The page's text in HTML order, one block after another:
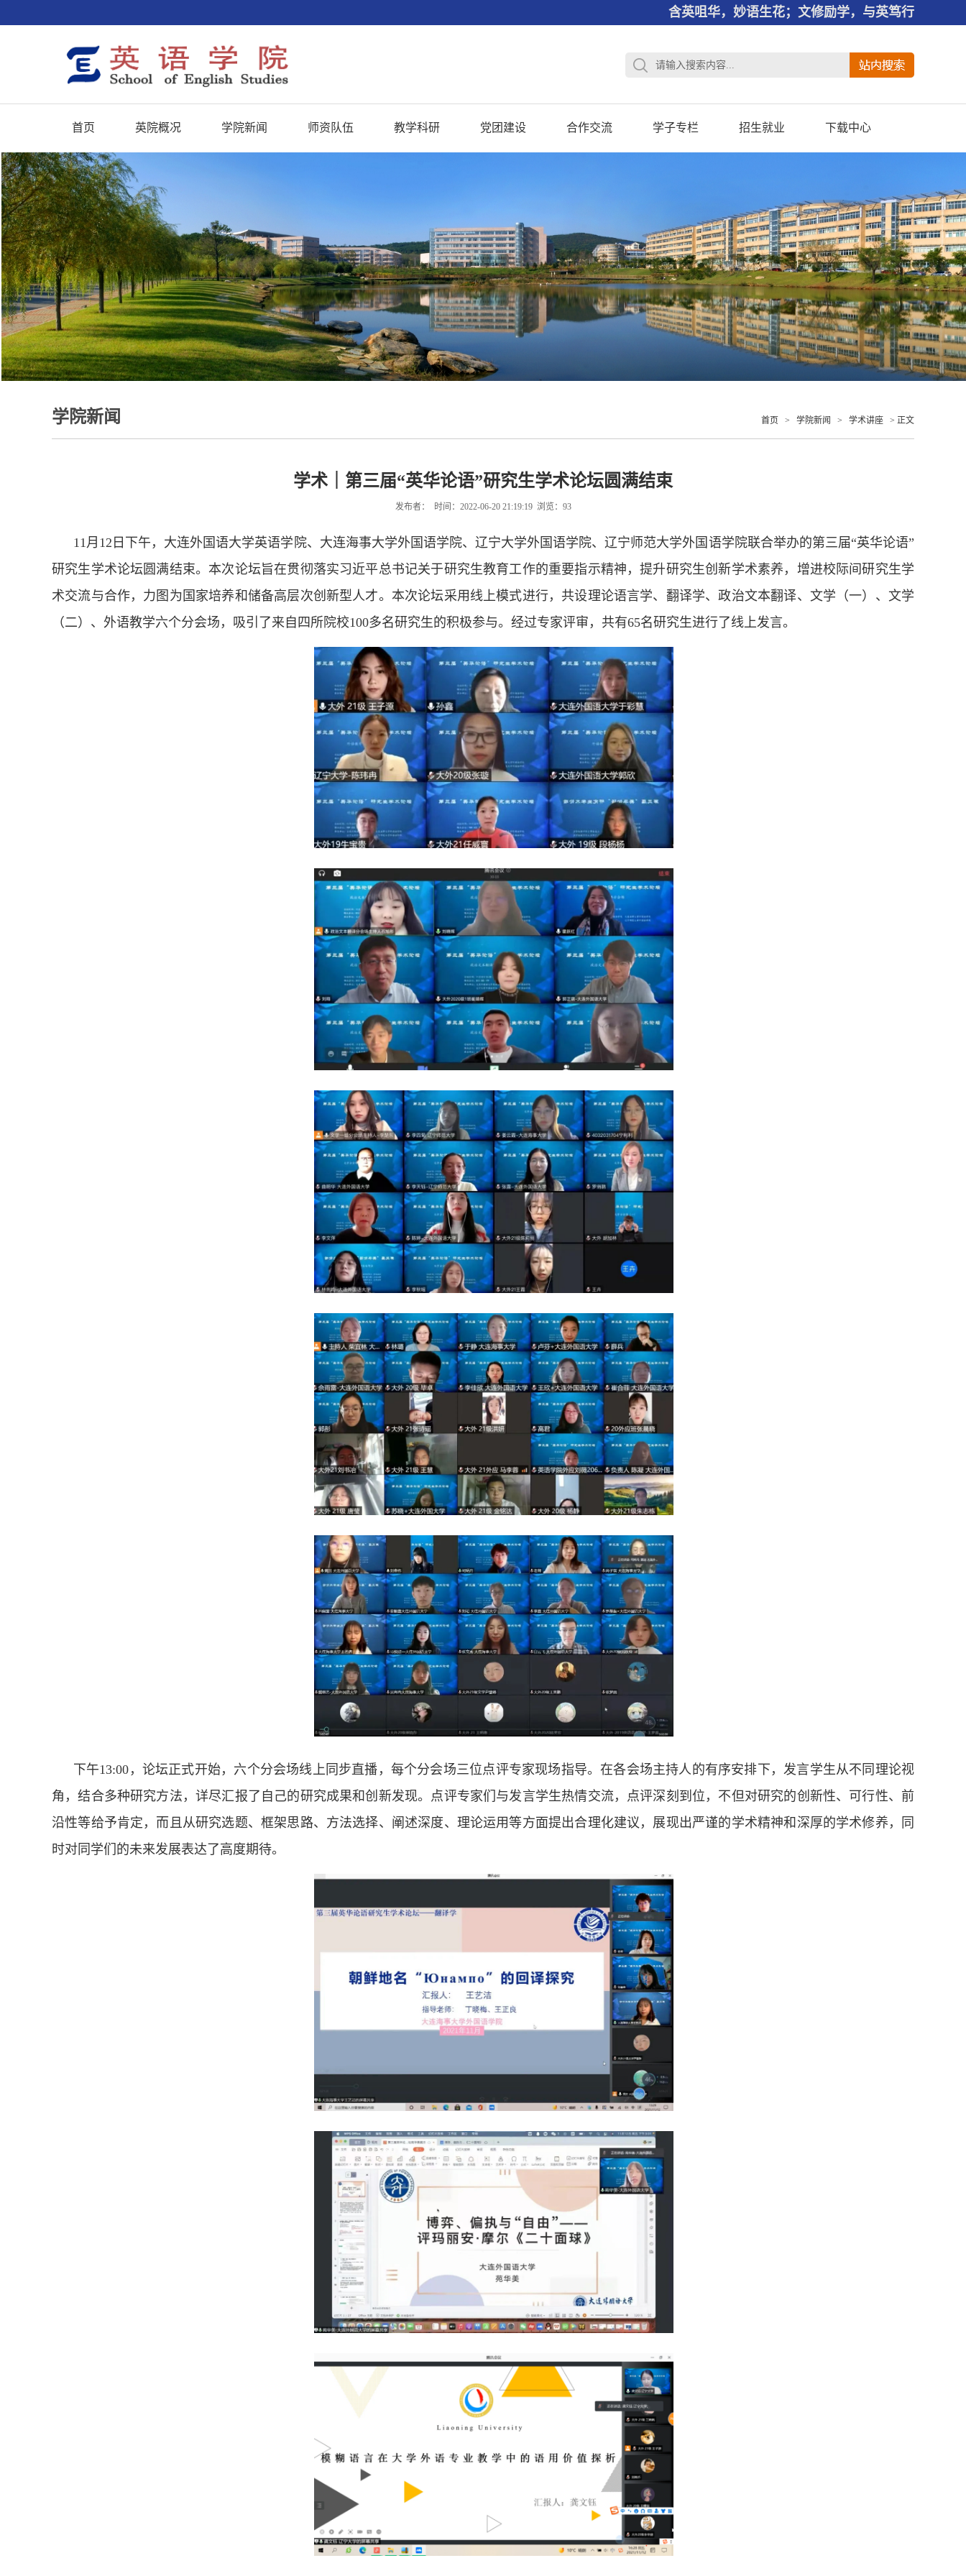
含英咀华，妙语生花；文修励学，与英笃行
首页 英院概况 学院新闻 师资队伍 教学科研 党团建设 合作交流 学子专栏 招生就业 下载中心
学院新闻 首页 > 学院新闻 > 学术讲座 > 正文
学术｜第三届“英华论语”研究生学术论坛圆满结束
发布者： 时间：2022-06-20 21:19:19 浏览： 93
11月12日下午，大连外国语大学英语学院、大连海事大学外国语学院、辽宁大学外国语学院、辽宁师范大学外国语学院联合举办的第三届“英华论语”
研究生学术论坛圆满结束。本次论坛旨在贯彻落实习近平总书记关于研究生教育工作的重要指示精神，提升研究生创新学术素养，增进校际间研究生学
术交流与合作，力图为国家培养和储备高层次创新型人才。本次论坛采用线上模式进行，共设理论语言学、翻译学、政治文本翻译、文学（一）、文学
（二）、外语教学六个分会场，吸引了来自四所院校100多名研究生的积极参与。经过专家评审，共有65名研究生进行了线上发言。
下午13:00，论坛正式开始，六个分会场线上同步直播，每个分会场三位点评专家现场指导。在各会场主持人的有序安排下，发言学生从不同理论视
角，结合多种研究方法，详尽汇报了自己的研究成果和创新发现。点评专家们与发言学生热情交流，点评深刻到位，不但对研究的创新性、可行性、前
沿性等给予肯定，而且从研究选题、框架思路、方法选择、阐述深度、理论运用等方面提出合理化建议，展现出严谨的学术精神和深厚的学术修养，同
时对同学们的未来发展表达了高度期待。